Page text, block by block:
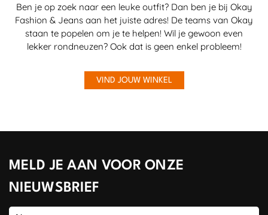
Ben je op zoek naar een leuke outfit? Dan ben je bij Okay
Fashion & Jeans aan het juiste adres! De teams van Okay
staan te popelen om je te helpen! Wil je gewoon even
lekker rondneuzen? Ook dat is geen enkel probleem!
VIND JOUW WINKEL
MELD JE AAN VOOR ONZE
NIEUWSBRIEF